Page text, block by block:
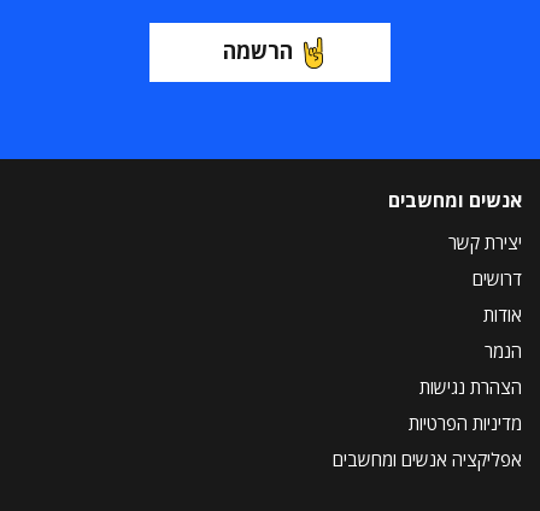
הרשמה
אנשים ומחשבים
יצירת קשר
דרושים
אודות
הנמר
הצהרת נגישות
מדיניות הפרטיות
אפליקציה אנשים ומחשבים